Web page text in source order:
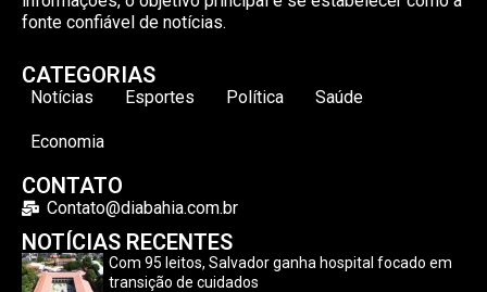
fonte confiável de notícias.
CATEGORIAS
Notícias Esportes Política Saúde
Economia
CONTATO
Contato@diabahia.com.br
NOTÍCIAS RECENTES
Com 95 leitos, Salvador ganha hospital focado em
transição de cuidados